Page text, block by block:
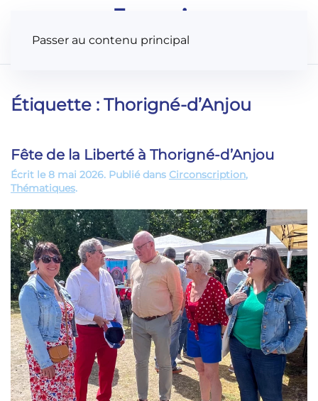
Passer au contenu principal
Étiquette : Thorigné-d’Anjou
Fête de la Liberté à Thorigné-d’Anjou
Écrit le8 mai 2026. Publié dans Circonscription,
Thématiques.
Panneau de gestion des cookies